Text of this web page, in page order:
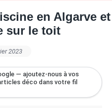
en Algarve et
sur le toit
2023
— ajoutez-nous à vos
déco dans votre fil